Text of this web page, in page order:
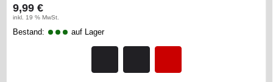
9,99 €
inkl. 19 % MwSt.
Bestand: auf Lager